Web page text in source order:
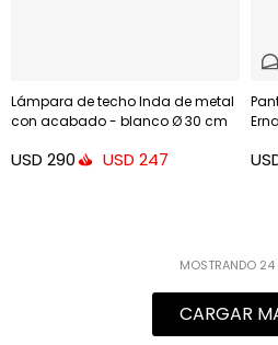
Lámpara de techo Inda de metal
con acabado - blanco Ø 30 cm
USD 290 USD 247
MOSTRANDO 24